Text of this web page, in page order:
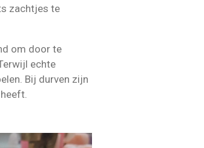
zachtjes te
om door te
echte
Bij durven zijn